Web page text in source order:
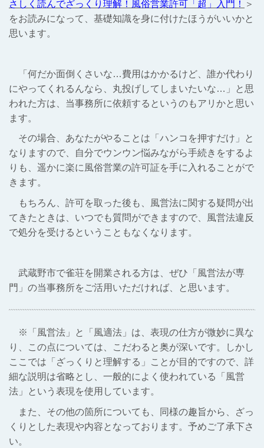
さしく読んでざっくり理解！風俗営業許可「超」入門！
＞
をお読みになって、基礎知識を身に付けたほうがいいかと
思います。
「何だか面倒くさいな…費用はかかるけど、誰か代わり
にやってくれるんなら、丸投げしてしまいたいな…」と思
われた方は、当事務所に依頼するというのもアリかと思い
ます。
その場合、あなたがやることは「ハンコを押すだけ」と
なりますので、自分でウンウン悩みながら手続きをするよ
りも、遥かに楽に風俗営業の許可証を手に入れることがで
きます。
もちろん、許可を取った後も、風営法に関する疑問が出
てきたときは、いつでも質問ができますので、風営法違反
で処分を受けるということもなくなります。
武蔵野市で雀荘を開業される方は、ぜひ「風営法が専
門」の当事務所をご活用いただければ、と思います。
※「風営法」と「風適法」は、表現の仕方が微妙に異な
り、この点については、こだわると奥が深いです。しかし
ここでは「ざっくりと理解する」ことが目的ですので、詳
細な説明は省略とし、一般的によく使われている「風営
法」という表現を使用しています。
また、その他の箇所についても、同様の趣旨から、ざっ
くりとした表現や内容となっております。予めご了承下さ
い。